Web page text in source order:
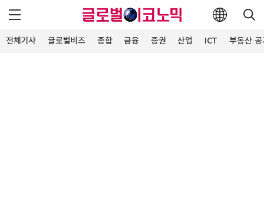
전체기사 글로벌비즈 종합 금융 증권 산업 ICT 부동산·